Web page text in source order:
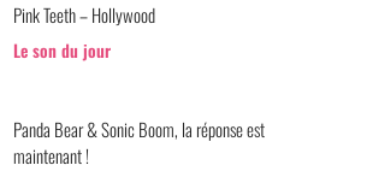
Pink Teeth – Hollywood
Le son du jour
Panda Bear & Sonic Boom, la réponse est
maintenant !